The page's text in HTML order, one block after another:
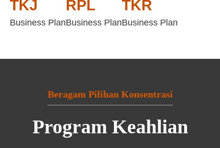
TKJ
Business Plan
RPL
Business Plan
TKR
Business Plan
Beragam Pilihan Konsentrasi
Program Keahlian